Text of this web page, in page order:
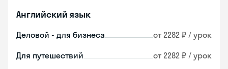
Английский язык
Деловой - для бизнеса от 2282 ₽ / урок
Для путешествий от 2282 ₽ / урок